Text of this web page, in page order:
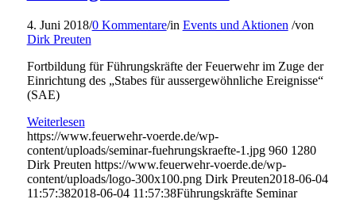
4. Juni 2018/0 Kommentare/in Events und Aktionen /von
Dirk Preuten
Fortbildung für Führungskräfte der Feuerwehr im Zuge der
Einrichtung des „Stabes für aussergewöhnliche Ereignisse“
(SAE)
Weiterlesen
https://www.feuerwehr-voerde.de/wp-
content/uploads/seminar-fuehrungskraefte-1.jpg 960 1280
Dirk Preuten https://www.feuerwehr-voerde.de/wp-
content/uploads/logo-300x100.png Dirk Preuten2018-06-04
11:57:382018-06-04 11:57:38Führungskräfte Seminar